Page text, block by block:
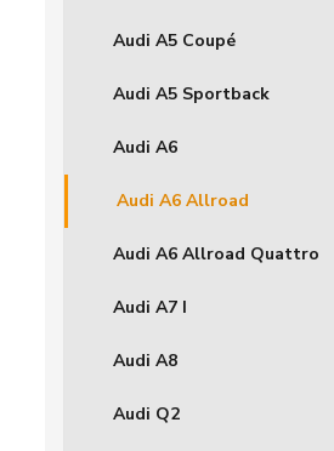
Audi A5 Coupé
Audi A5 Sportback
Audi A6
Audi A6 Allroad
Audi A6 Allroad Quattro
Audi A7 I
Audi A8
Audi Q2